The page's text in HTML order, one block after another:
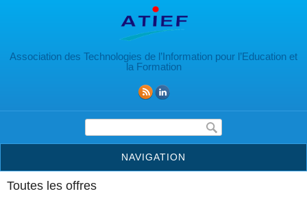
Association des Technologies de l’Information pour l’Education et
la Formation
Formulaire de recherche
NAVIGATION
Toutes les offres